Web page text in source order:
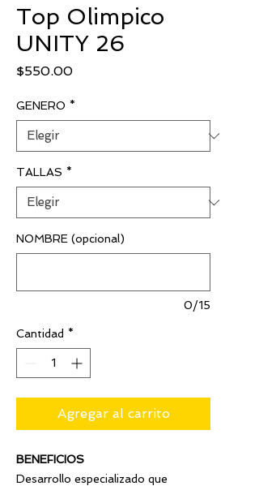
Top Olimpico
UNITY 26
$550.00Precio
GENERO *
TALLAS *
NOMBRE (opcional)
0/15
Cantidad *
Agregar al carrito
BENEFICIOS
Desarrollo especializado que